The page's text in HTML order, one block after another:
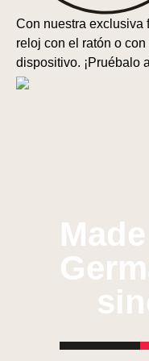
Con nuestra exclusiva
reloj con el ratón o
dispositivo. ¡Pruébalo